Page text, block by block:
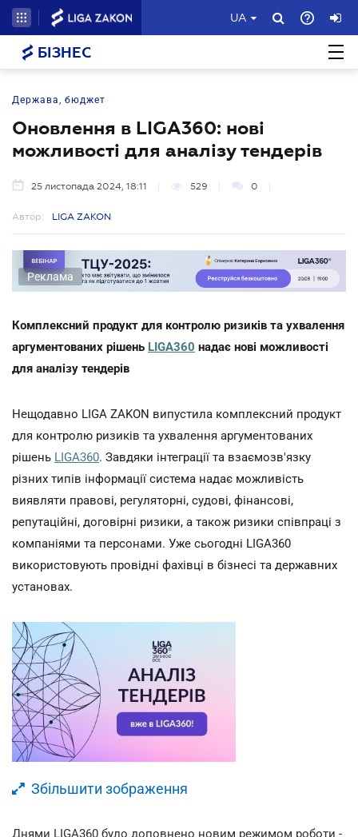
UA
БІЗНЕС
Держава, бюджет
Оновлення в LIGA360: нові
можливості для аналізу тендерів
25 листопада 2024, 18:11 529 0
Автор: LIGA ZAKON
Реклама
Комплексний продукт для контролю ризиків та ухвалення
аргументованих рішень LIGA360 надає нові можливості
для аналізу тендерів
Нещодавно LIGA ZAKON випустила комплексний продукт
для контролю ризиків та ухвалення аргументованих
рішень LIGA360. Завдяки інтеграції та взаємозв'язку
різних типів інформації система надає можливість
виявляти правові, регуляторні, судові, фінансові,
репутаційні, договірні ризики, а також ризики співпраці з
компаніями та персонами. Уже сьогодні LIGA360
використовують провідні фахівці в бізнесі та державних
установах.
Збільшити зображення
Днями LIGA360 було доповнено новим режимом роботи -